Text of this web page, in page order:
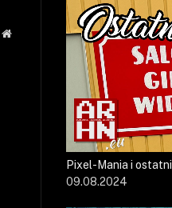
Strona
Pixel-Mania i
09.08.2024